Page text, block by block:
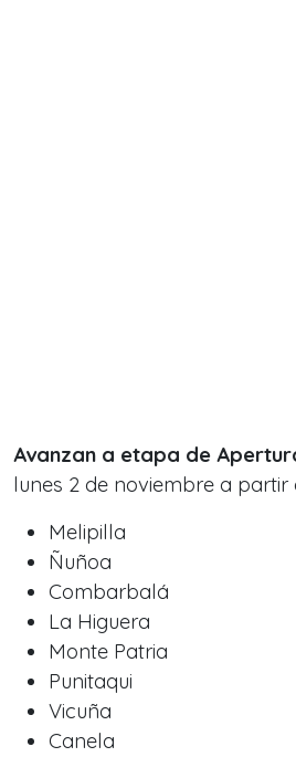
Avanzan a etapa de
lunes 2 de noviembre a partir
Melipilla
Ñuñoa
Combarbalá
La Higuera
Monte Patria
Punitaqui
Vicuña
Canela